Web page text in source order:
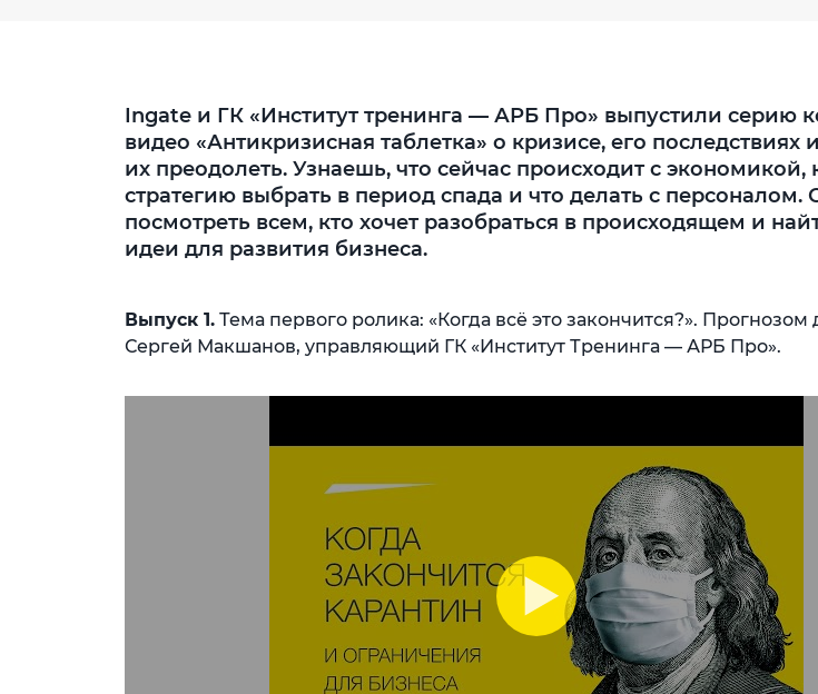
Ingate и ГК «Институт тренинга — АРБ Про» выпустили серию
видео «Антикризисная таблетка» о кризисе, его последствиях
их преодолеть. Узнаешь, что сейчас происходит с экономикой,
стратегию выбрать в период спада и что делать с персоналом.
посмотреть всем, кто хочет разобраться в происходящем и
идеи для развития бизнеса.
Выпуск 1. Тема первого ролика: «Когда всё это закончится?». Прогнозом
Сергей Макшанов, управляющий ГК «Институт Тренинга — АРБ Про».